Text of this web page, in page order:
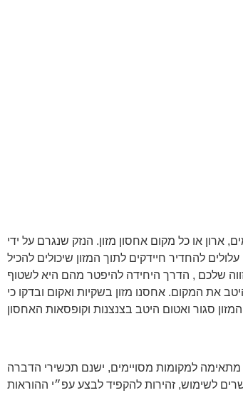
ארון או כל מקום אחסון מזון. הנזק שנגרם על ידי
להחדיר חיידקים לתוך המזון שיכולים להכיל
שלכם , הדרך היחידה להיפטר מהם היא לשטוף
את המקום. אחסנו מזון בשקיות ואקום ובדקו כי
מתאימה למקומות מסויימים, ישנם תכשירי הדברה